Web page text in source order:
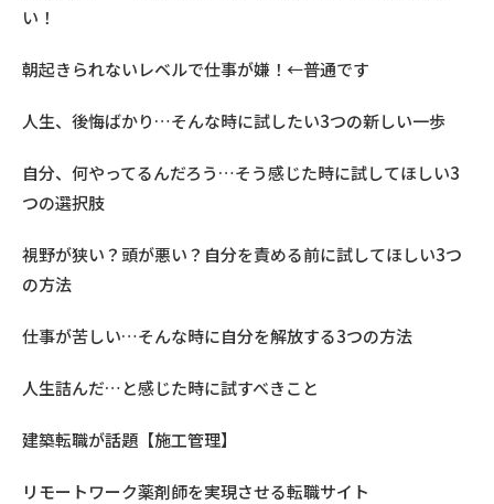
い！
朝起きられないレベルで仕事が嫌！←普通です
人生、後悔ばかり…そんな時に試したい3つの新しい一歩
自分、何やってるんだろう…そう感じた時に試してほしい3
つの選択肢
視野が狭い？頭が悪い？自分を責める前に試してほしい3つ
の方法
仕事が苦しい…そんな時に自分を解放する3つの方法
人生詰んだ…と感じた時に試すべきこと
建築転職が話題【施工管理】
リモートワーク薬剤師を実現させる転職サイト